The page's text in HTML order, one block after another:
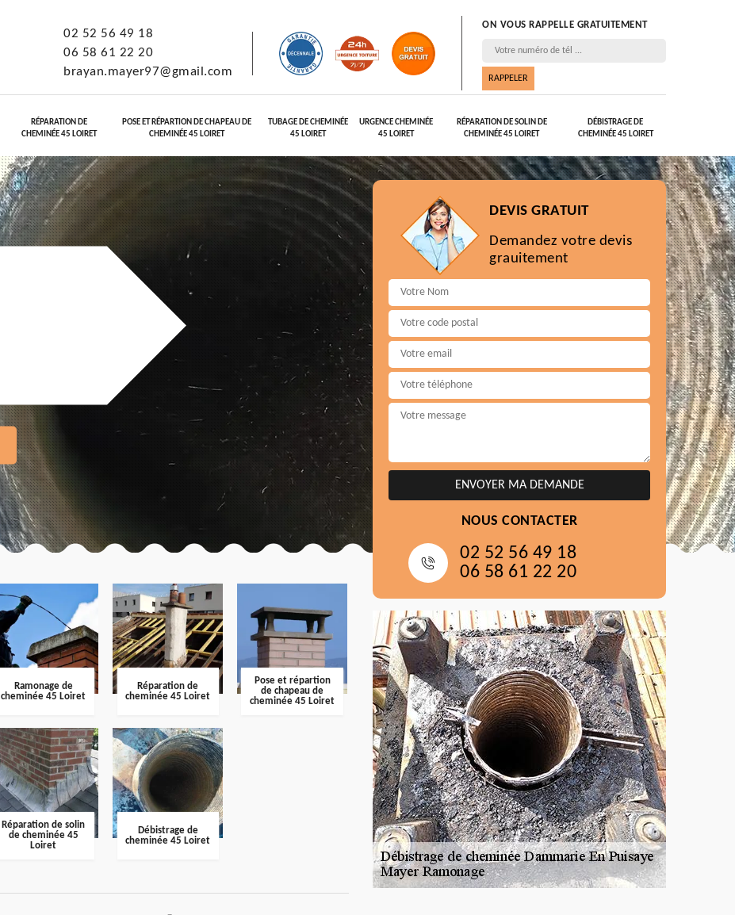
02 52 56 49 18
06 58 61 22 20
brayan.mayer97@gmail.com
ON VOUS RAPPELLE GRATUITEMENT
RÉPARATION DE
CHEMINÉE 45 LOIRET
POSE ET RÉPARTION DE CHAPEAU DE
CHEMINÉE 45 LOIRET
TUBAGE DE CHEMINÉE
45 LOIRET
URGENCE CHEMINÉE
45 LOIRET
RÉPARATION DE SOLIN DE
CHEMINÉE 45 LOIRET
DÉBISTRAGE DE
CHEMINÉE 45 LOIRET
Ramonage de
cheminée 45 Loiret
Réparation de
cheminée 45 Loiret
Pose et répartion
de chapeau de
cheminée 45 Loiret
Réparation de solin
de cheminée 45
Loiret
Débistrage de
cheminée 45 Loiret
DEVIS GRATUIT
Demandez votre devis
grauitement
NOUS CONTACTER
02 52 56 49 18
06 58 61 22 20